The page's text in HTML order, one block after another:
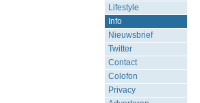
Lifestyle
Info
Nieuwsbrief
Twitter
Contact
Colofon
Privacy